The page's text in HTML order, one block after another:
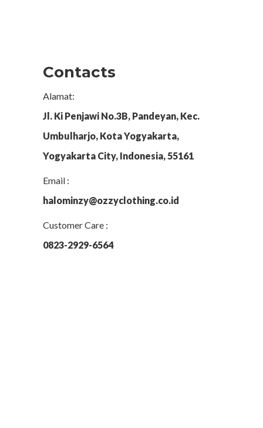
Contacts
Alamat:
Jl. Ki Penjawi No.3B, Pandeyan, Kec.
Umbulharjo, Kota Yogyakarta,
Yogyakarta City, Indonesia, 55161
Email :
halominzy@ozzyclothing.co.id
Customer Care :
0823-2929-6564